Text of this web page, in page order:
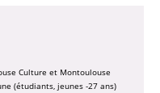
Culture et Montoulouse
(étudiants, jeunes -27 ans)